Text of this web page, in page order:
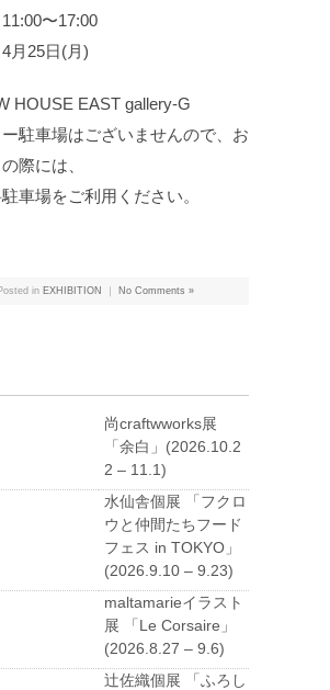
〜17:00
月25日(月)
HOUSE EAST gallery-G
駐車場はございませんので、お
際には、
車場をご利用ください。
in EXHIBITION No Comments »
尚craftwworks展
「余白」(2026.10.2
2 – 11.1)
水仙舎個展 「フクロ
ウと仲間たちフード
フェス in TOKYO」
(2026.9.10 – 9.23)
maltamarieイラスト
展 「Le Corsaire」
(2026.8.27 – 9.6)
辻佐織個展 「ふろし